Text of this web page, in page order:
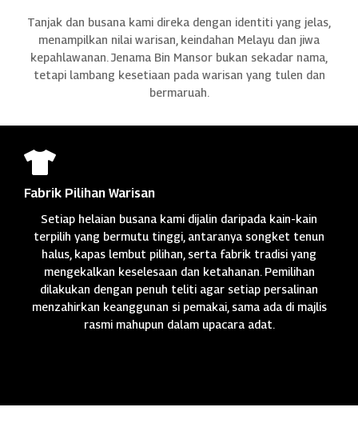
Tanjak dan busana kami direka dengan identiti yang jelas,
menampilkan nilai warisan, keindahan Melayu dan jiwa
kepahlawanan. Jenama Bin Mansor bukan sekadar nama,
tetapi lambang kesetiaan pada warisan yang tulen dan
bermaruah.

Fabrik Pilihan Warisan
Setiap helaian busana kami dijalin daripada kain-kain
terpilih yang bermutu tinggi, antaranya songket tenun
halus, kapas lembut pilihan, serta fabrik tradisi yang
mengekalkan keselesaan dan ketahanan. Pemilihan
dilakukan dengan penuh teliti agar setiap persalinan
menzahirkan keanggunan si pemakai, sama ada di majlis
rasmi mahupun dalam upacara adat.